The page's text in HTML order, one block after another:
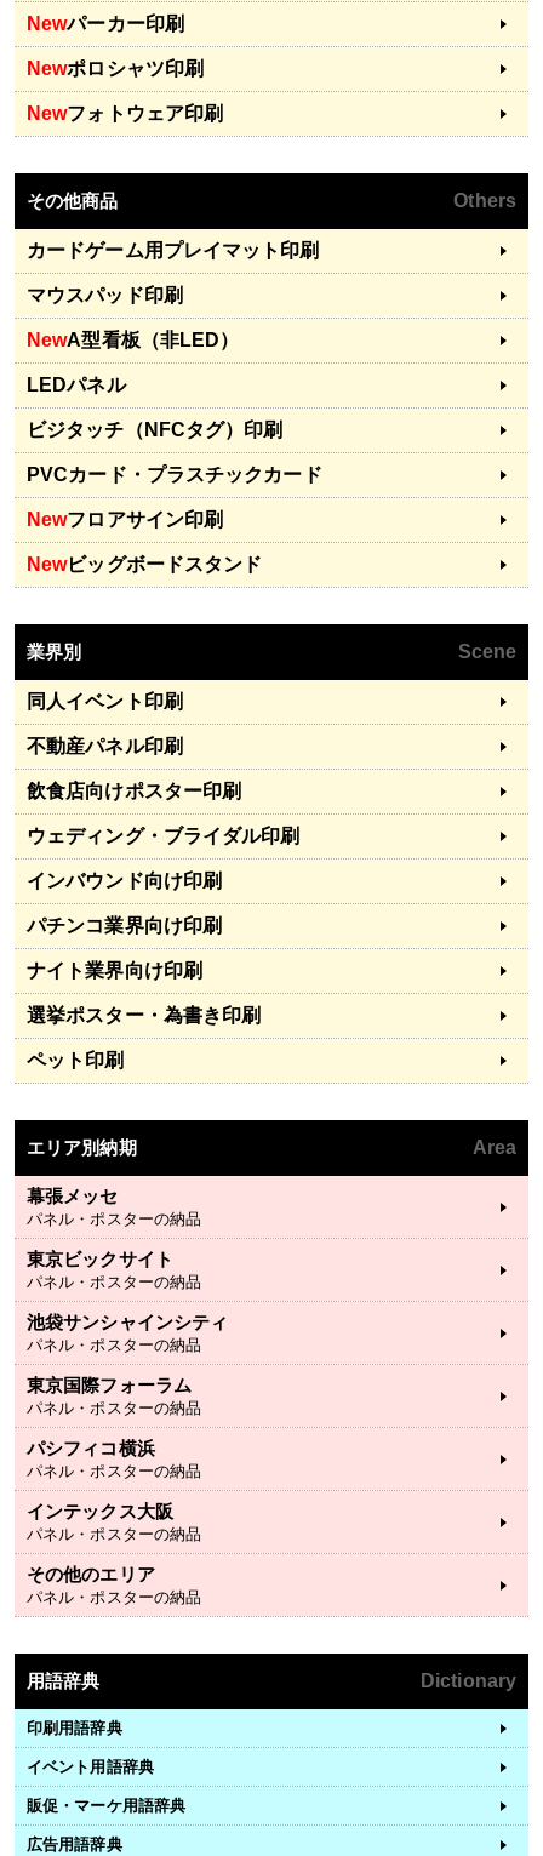
Newパーカー印刷
Newポロシャツ印刷
Newフォトウェア印刷
その他商品 Others
カードゲーム用プレイマット印刷
マウスパッド印刷
NewA型看板（非LED）
LEDパネル
ビジタッチ（NFCタグ）印刷
PVCカード・プラスチックカード
Newフロアサイン印刷
Newビッグボードスタンド
業界別 Scene
同人イベント印刷
不動産パネル印刷
飲食店向けポスター印刷
ウェディング・ブライダル印刷
インバウンド向け印刷
パチンコ業界向け印刷
ナイト業界向け印刷
選挙ポスター・為書き印刷
ペット印刷
エリア別納期 Area
幕張メッセ
パネル・ポスターの納品
東京ビックサイト
パネル・ポスターの納品
池袋サンシャインシティ
パネル・ポスターの納品
東京国際フォーラム
パネル・ポスターの納品
パシフィコ横浜
パネル・ポスターの納品
インテックス大阪
パネル・ポスターの納品
その他のエリア
パネル・ポスターの納品
用語辞典 Dictionary
印刷用語辞典
イベント用語辞典
販促・マーケ用語辞典
広告用語辞典